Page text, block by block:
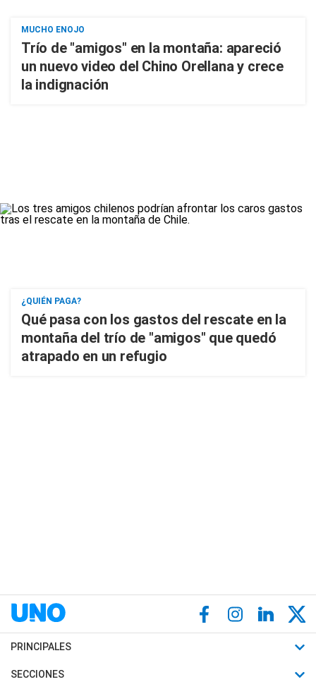
MUCHO ENOJO
Trío de "amigos" en la montaña: apareció
un nuevo video del Chino Orellana y crece
la indignación
¿QUIÉN PAGA?
Qué pasa con los gastos del rescate en la
montaña del trío de "amigos" que quedó
atrapado en un refugio
PRINCIPALES
Últimas Noticias
SECCIONES